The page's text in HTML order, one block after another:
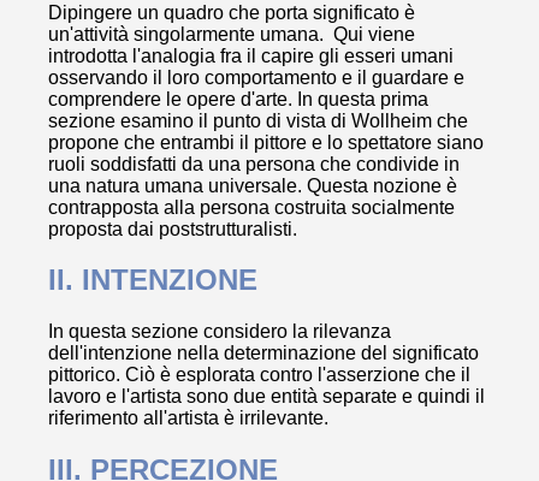
Dipingere un quadro che porta significato è
un'attività singolarmente umana. Qui viene
introdotta l'analogia fra il capire gli esseri umani
osservando il loro comportamento e il guardare e
comprendere le opere d'arte. In questa prima
sezione esamino il punto di vista di Wollheim che
propone che entrambi il pittore e lo spettatore siano
ruoli soddisfatti da una persona che condivide in
una natura umana universale. Questa nozione è
contrapposta alla persona costruita socialmente
proposta dai poststrutturalisti.
II. INTENZIONE
In questa sezione considero la rilevanza
dell'intenzione nella determinazione del significato
pittorico. Ciò è esplorata contro l'asserzione che il
lavoro e l'artista sono due entità separate e quindi il
riferimento all'artista è irrilevante.
III. PERCEZIONE